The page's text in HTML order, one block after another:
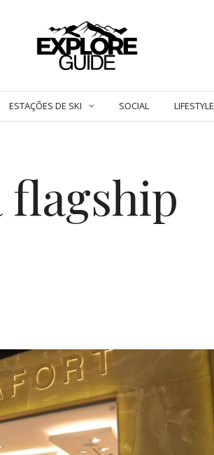
ESTAÇÕES DE SKI SOCIAL LIFESTYLE